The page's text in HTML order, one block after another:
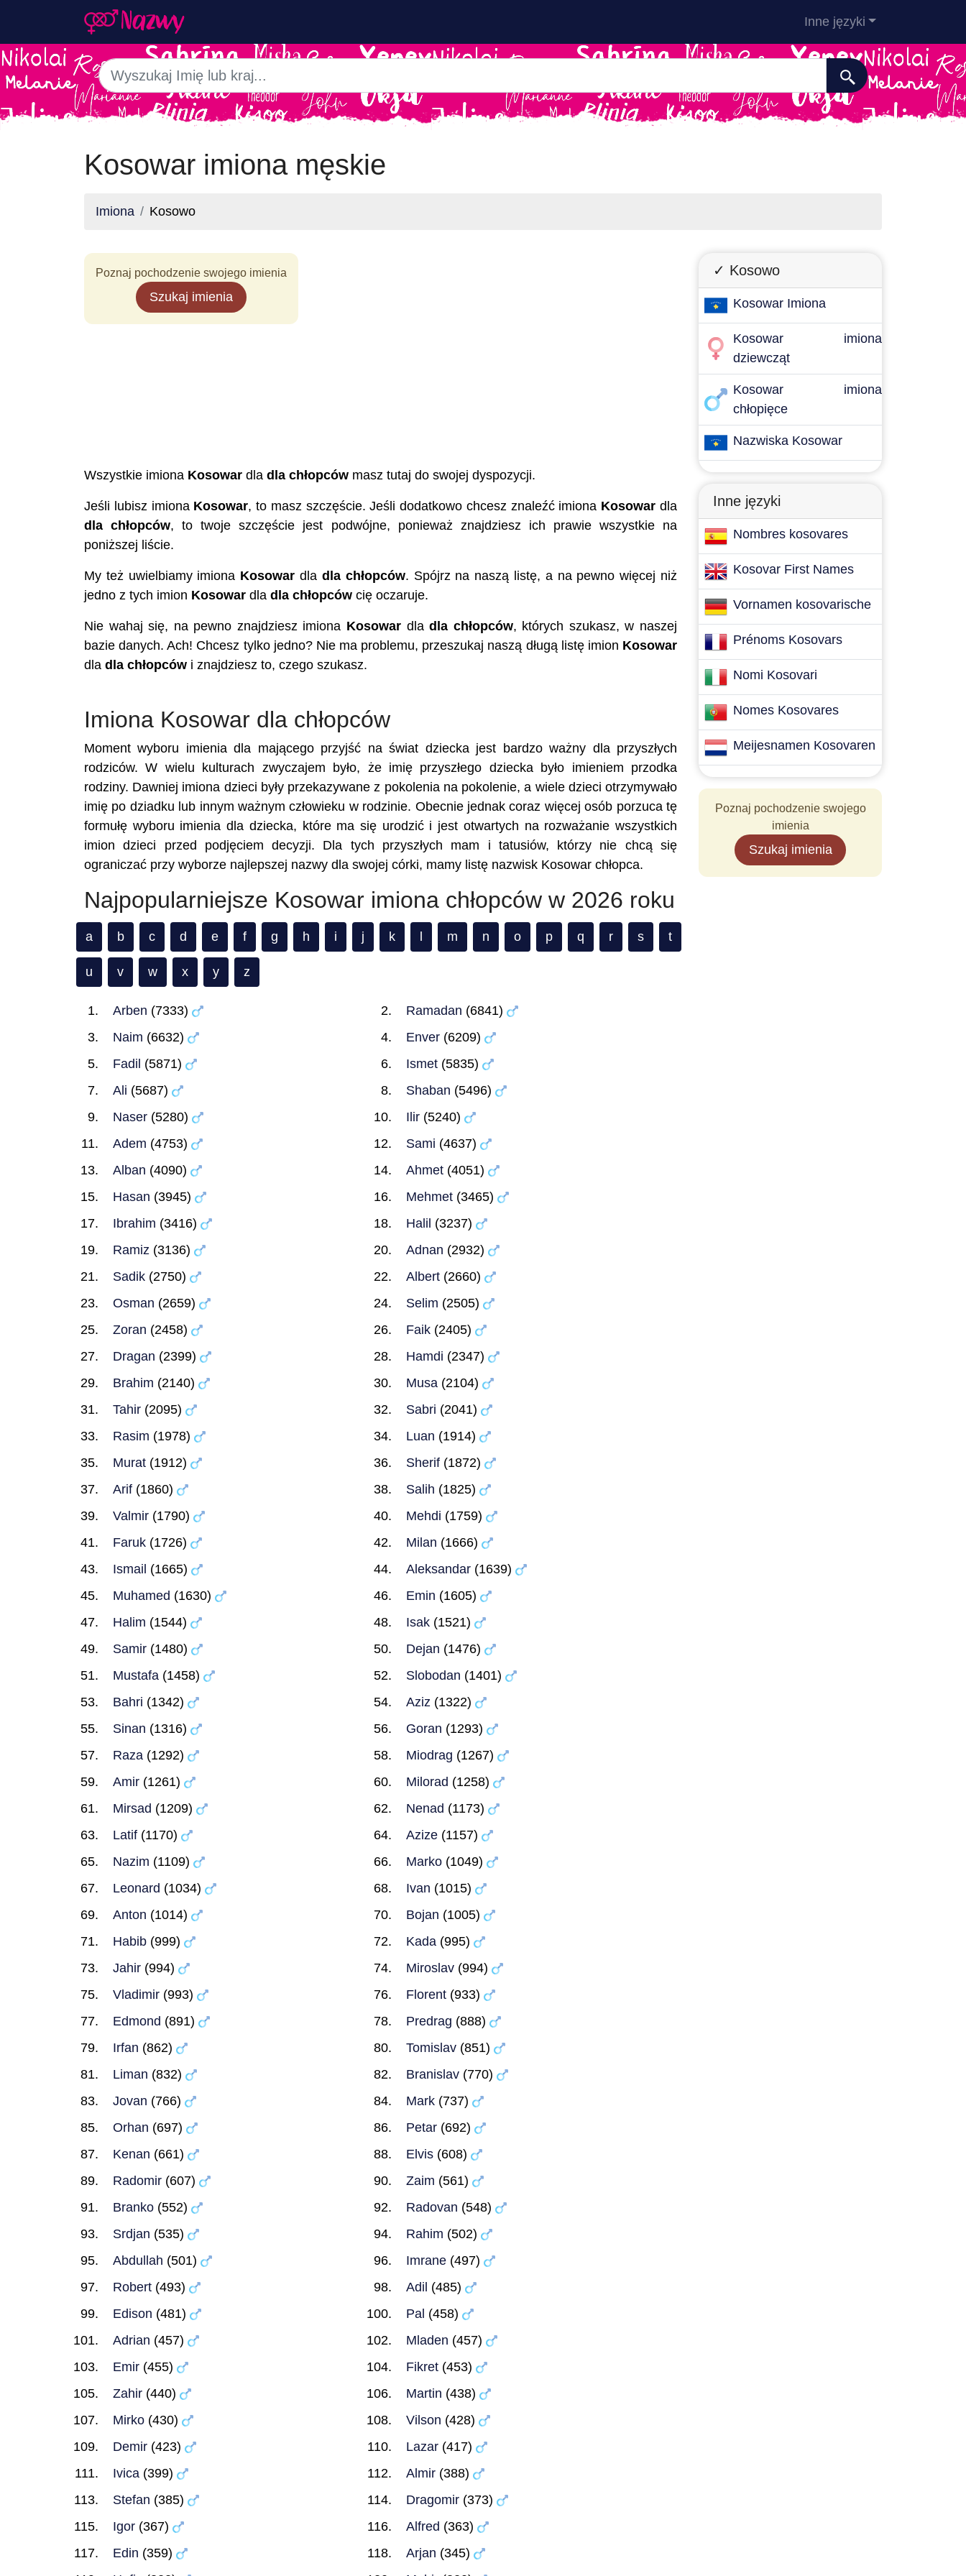
Inne języki
Kosowar imiona męskie
Imiona Kosowo
Poznaj pochodzenie swojego imienia
Szukaj imienia
Wszystkie imiona Kosowar dla dla chłopców masz tutaj do swojej dyspozycji.
Jeśli lubisz imiona Kosowar, to masz szczęście. Jeśli dodatkowo chcesz znaleźć imiona Kosowar dla
dla chłopców, to twoje szczęście jest podwójne, ponieważ znajdziesz ich prawie wszystkie na
poniższej liście.
My też uwielbiamy imiona Kosowar dla dla chłopców. Spójrz na naszą listę, a na pewno więcej niż
jedno z tych imion Kosowar dla dla chłopców cię oczaruje.
Nie wahaj się, na pewno znajdziesz imiona Kosowar dladla chłopców, których szukasz, w naszej
bazie danych. Ach! Chcesz tylko jedno? Nie ma problemu, przeszukaj naszą długą listę imion Kosowar
dla dla chłopców i znajdziesz to, czego szukasz.
Imiona Kosowar dla chłopców
Moment wyboru imienia dla mającego przyjść na świat dziecka jest bardzo ważny dla przyszłych
rodziców. W wielu kulturach zwyczajem było, że imię przyszłego dziecka było imieniem przodka
rodziny. Dawniej imiona dzieci były przekazywane z pokolenia na pokolenie, a wiele dzieci otrzymywało
imię po dziadku lub innym ważnym człowieku w rodzinie. Obecnie jednak coraz więcej osób porzuca tę
formułę wyboru imienia dla dziecka, które ma się urodzić i jest otwartych na rozważanie wszystkich
imion dzieci przed podjęciem decyzji. Dla tych przyszłych mam i tatusiów, którzy nie chcą się
ograniczać przy wyborze najlepszej nazwy dla swojej córki, mamy listę nazwisk Kosowar chłopca.
Najpopularniejsze Kosowar imiona chłopców w 2026 roku
a b c d e f g h i j k m n o p q r s t
u v w x y z
Arben (7333) Ramadan (6841)
Naim (6632) Enver(6209)
Fadil (5871) Ismet(5835)
Ali (5687) Shaban (5496)
Naser (5280) Ilir(5240)
Adem (4753) Sami (4637)
Alban (4090) Ahmet(4051)
Hasan (3945) Mehmet(3465)
Ibrahim (3416) Halil (3237)
Ramiz (3136) Adnan (2932)
Sadik (2750) Albert(2660)
Osman (2659) Selim (2505)
Zoran (2458) Faik(2405)
Dragan (2399) Hamdi (2347)
Brahim (2140) Musa(2104)
Tahir (2095) Sabri (2041)
Rasim (1978) Luan (1914)
Murat (1912) Sherif(1872)
Arif (1860) Salih (1825)
Valmir (1790) Mehdi (1759)
Faruk (1726) Milan (1666)
Ismail (1665) Aleksandar(1639)
Muhamed (1630) Emin (1605)
Halim (1544) Isak(1521)
Samir (1480) Dejan (1476)
Mustafa (1458) Slobodan (1401)
Bahri (1342) Aziz(1322)
Sinan (1316) Goran (1293)
Raza (1292) Miodrag (1267)
Amir (1261) Milorad (1258)
Mirsad (1209) Nenad (1173)
Latif (1170) Azize(1157)
Nazim (1109) Marko(1049)
Leonard (1034) Ivan (1015)
Anton (1014) Bojan (1005)
Habib (999) Kada(995)
Jahir (994) Miroslav(994)
Vladimir (993) Florent(933)
Edmond (891) Predrag (888)
Irfan (862) Tomislav(851)
Liman (832) Branislav(770)
Jovan (766) Mark(737)
Orhan (697) Petar(692)
Kenan (661) Elvis(608)
Radomir (607) Zaim (561)
Branko (552) Radovan (548)
Srdjan (535) Rahim (502)
Abdullah (501) Imrane(497)
Robert (493) Adil (485)
Edison (481) Pal (458)
Adrian (457) Mladen (457)
Emir (455) Fikret(453)
Zahir (440) Martin (438)
Mirko (430) Vilson (428)
Demir (423) Lazar(417)
Ivica (399) Almir(388)
Stefan (385) Dragomir(373)
Igor (367) Alfred (363)
Edin (359) Arjan (345)
✓ Kosowo
Kosowar Imiona
Kosowar imiona
dziewcząt
Kosowar imiona
chłopięce
Nazwiska Kosowar
Inne języki
Nombres kosovares
Kosovar First Names
Vornamen kosovarische
Prénoms Kosovars
Nomi Kosovari
Nomes Kosovares
Meijesnamen Kosovaren
Poznaj pochodzenie swojego
imienia
Szukaj imienia